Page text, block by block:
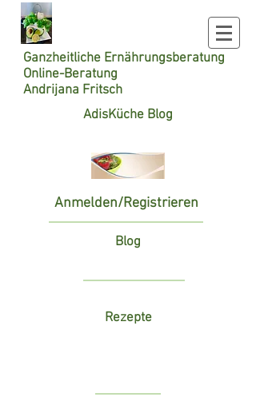
Ganzheitliche Ernährungsberatung
Online-Beratung
Andrijana Fritsch
AdisKüche Blog
Anmelden/Registrieren
Blog
Rezepte